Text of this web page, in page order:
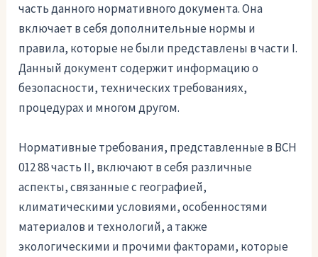
часть данного нормативного документа. Она
включает в себя дополнительные нормы и
правила, которые не были представлены в части I.
Данный документ содержит информацию о
безопасности, технических требованиях,
процедурах и многом другом.
Нормативные требования, представленные в ВСН
012 88 часть II, включают в себя различные
аспекты, связанные с географией,
климатическими условиями, особенностями
материалов и технологий, а также
экологическими и прочими факторами, которые